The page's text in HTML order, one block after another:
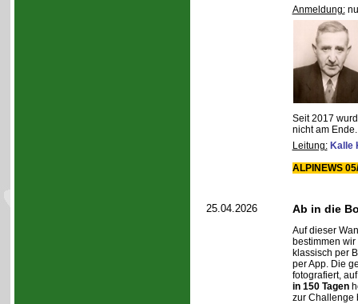
Anmeldung:
Seit 2017
nicht am
Leitung: Kalle
ALPINEWS
25.04.2026 Ab in die
Auf dieser
bestimmen
klassisch per
per App. Die
fotografiert,
in 150 Tagen
zur Challenge